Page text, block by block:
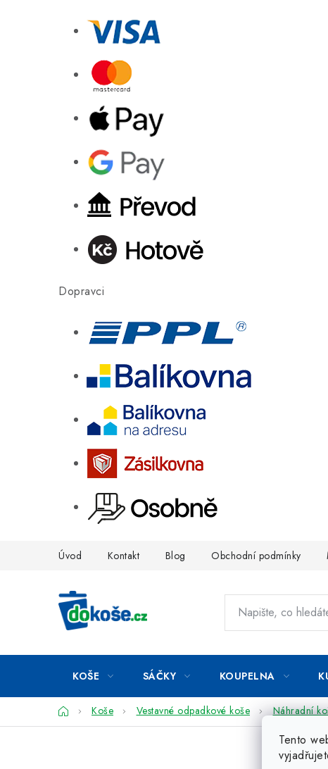
Dopravci
Tento
Úvod Kontakt Blog Obchodní podmínky
KOŠE SÁČKY KOUPELNA
DomůKoše Vestavné odpadkové koše Náhradní